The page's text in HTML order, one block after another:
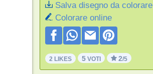
Salva disegno da colorare
Colorare online
2 LIKES 5VOTI 2/5